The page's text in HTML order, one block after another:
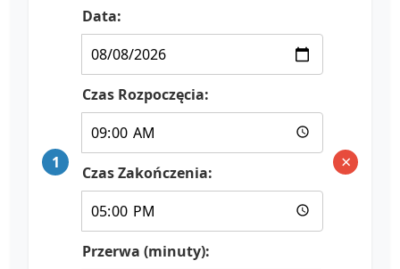
1
Data:
Czas Rozpoczęcia:
Czas Zakończenia:
Przerwa (minuty):
×